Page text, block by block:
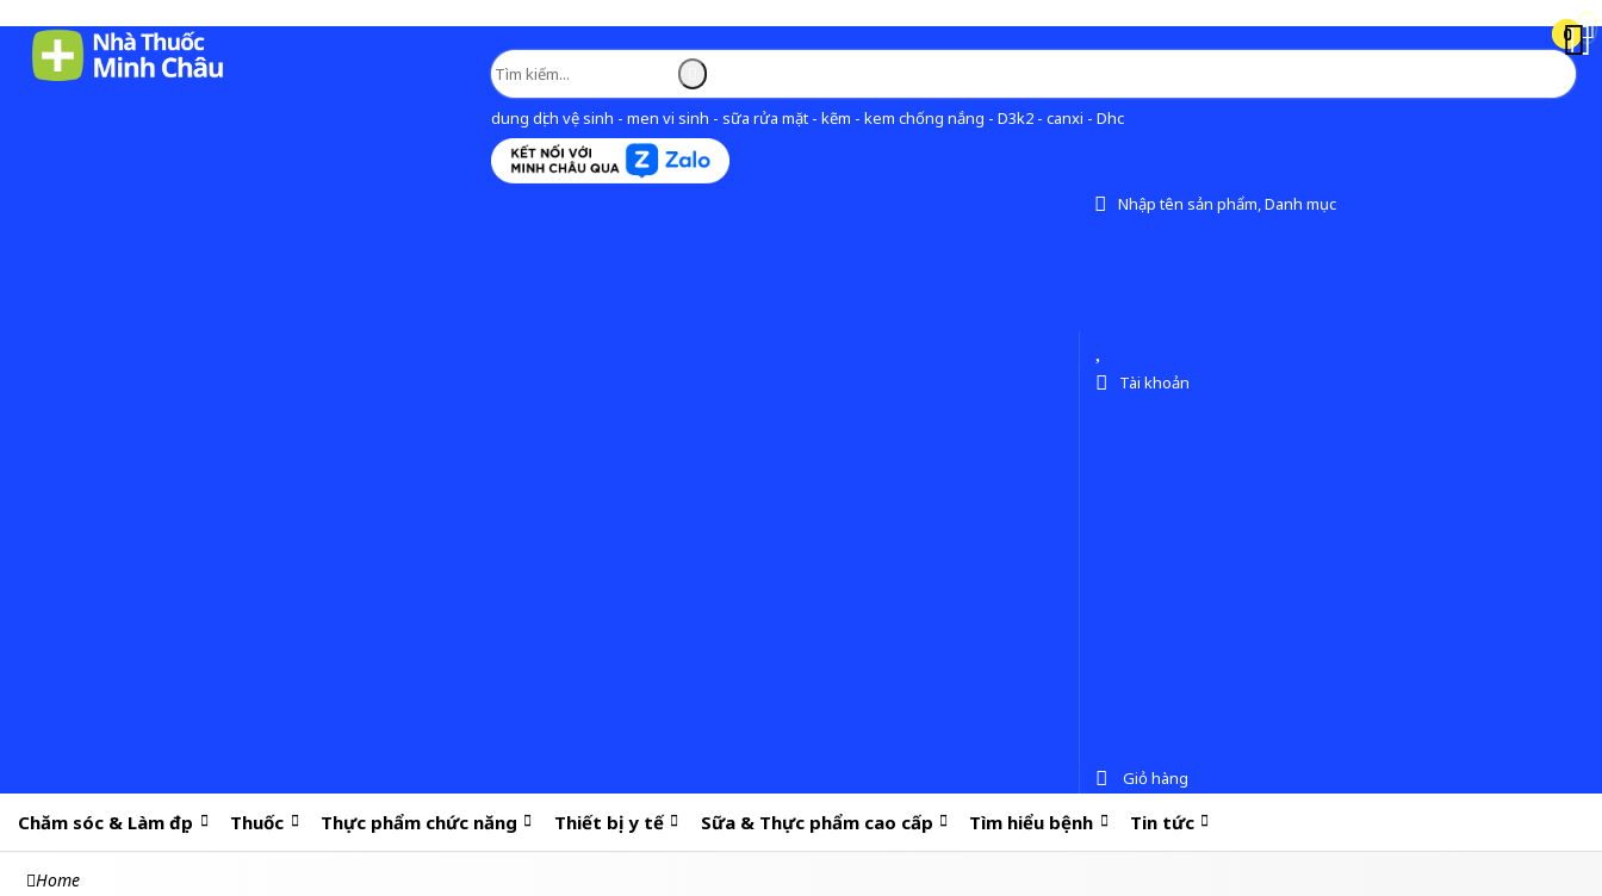
dung dịch vệ sinh - men vi sinh - sữa rửa mặt - kẽm - kem chống nắng - D3k2 - canxi - Dhc
Nhập tên sản phẩm, Danh mục
0
Tài khoản
0
Giỏ hàng
Chăm sóc & Làm đẹp Thuốc Thực phẩm chức năng Thiết bị y tế Sữa & Thực phẩm cao cấp Tìm hiểu bệnh Tin tức
Home